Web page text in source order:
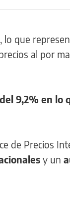
, lo que
al por
9,2% en lo
de Precios
y un